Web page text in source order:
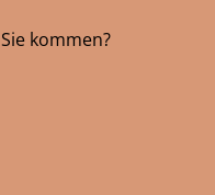
kommen?